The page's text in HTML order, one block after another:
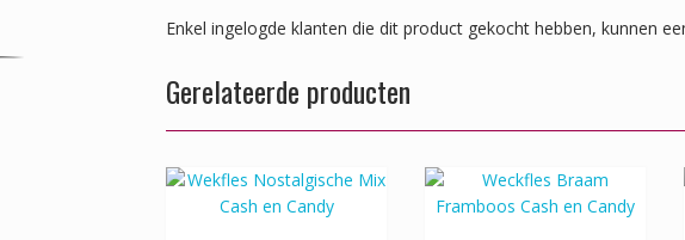
Enkel ingelogde klanten die dit product gekocht hebben, kunnen
Gerelateerde producten